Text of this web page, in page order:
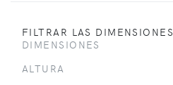
FILTRAR LAS DIMENSIONES
DIMENSIONES
ALTURA